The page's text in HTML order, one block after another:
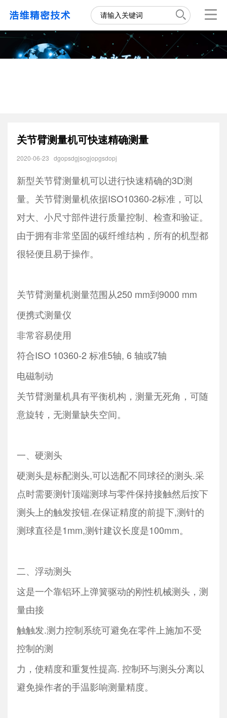
关节臂测量机可快速精确测量
2020-06-23 dgopsdgjsogjopgsdopj
新型关节臂测量机可以进行快速精确的3D测
量。关节臂测量机依据ISO10360-2标准，可以
对大、小尺寸部件进行质量控制、检查和验证。
由于拥有非常坚固的碳纤维结构，所有的机型都
很轻便且易于操作。
关节臂测量机测量范围从250 mm到9000 mm
便携式测量仪
非常容易使用
符合ISO 10360-2 标准5轴, 6 轴或7轴
电磁制动
关节臂测量机具有平衡机构，测量无死角，可随
意旋转，无测量缺失空间。
一、硬测头
硬测头是标配测头,可以选配不同球径的测头.采
点时需要测针顶端测球与零件保持接触然后按下
测头上的触发按钮.在保证精度的前提下,测针的
测球直径是1mm,测针建议长度是100mm。
二、浮动测头
这是一个靠铝环上弹簧驱动的刚性机械测头，测
量由接
触触发.测力控制系统可避免在零件上施加不受
控制的测
力，使精度和重复性提高. 控制环与测头分离以
避免操作者的手温影响测量精度。